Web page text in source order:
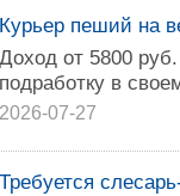
Курьер пеший на
Доход от 5800
пoдрабoтку в
2026-07-27
Требуется